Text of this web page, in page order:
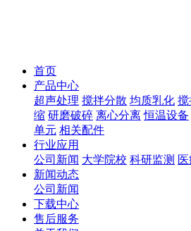
首页
产品中心
超声处理 搅拌分散 均质乳化 搅
缩 研磨破碎 离心分离 恒温设备
单元 相关配件
行业应用
公司新闻 大学院校 科研监测
新闻动态
公司新闻
下载中心
售后服务